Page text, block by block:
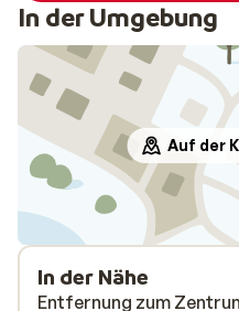
In der Umgebung
Auf der
In der Nähe
Entfernung zum